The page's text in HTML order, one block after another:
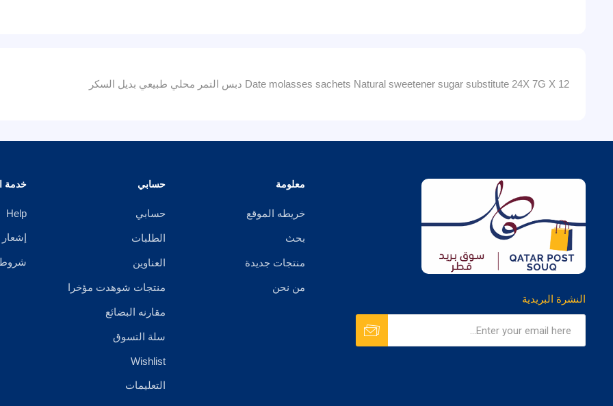
Date molasses sachets Natural sweetener sugar substitute 24X 7G X 12 دبس التمر محلي طبيعي بديل السكر
النشرة البريدية
معلومة
خريطه الموقع
بحث
منتجات جديدة
من نحن
حسابي
حسابي
الطلبات
العناوين
منتجات شوهدت مؤخرا
مقارنه البضائع
سلة التسوق
Wishlist
التعليمات
خدمة
Help
شروط